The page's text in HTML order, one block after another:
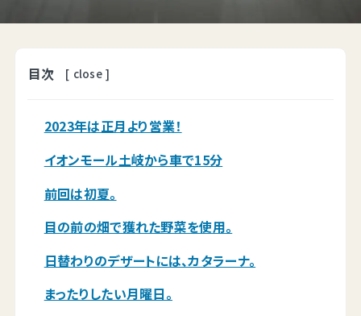
目次 [ close ]
2023年は正月より営業！
イオンモール土岐から車で15分
前回は初夏。
目の前の畑で獲れた野菜を使用。
日替わりのデザートには、カタラーナ。
まったりしたい月曜日。